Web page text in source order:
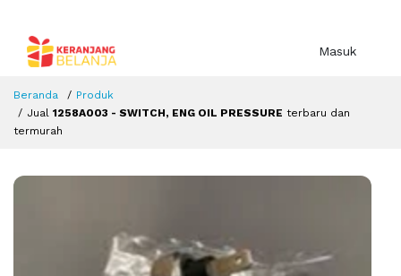
Masuk
Beranda
Produk
Jual 1258A003 - SWITCH, ENG OIL PRESSURE terbaru dan
termurah